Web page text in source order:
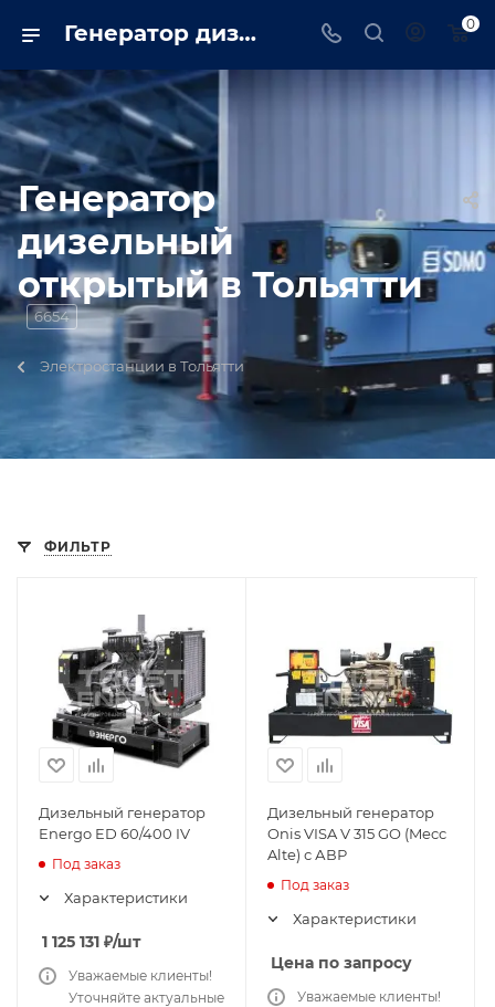
Генератор дизельный открытый в Тольятти - TRUSTENERGO 0
Генератор
дизельный
открытый в Тольятти
6654
Электростанции в Тольятти
ФИЛЬТР
Дизельный генератор
Energo ED 60/400 IV
Под заказ
Характеристики
1 125 131 ₽/шт
Уважаемые клиенты!
Уточняйте актуальные
Дизельный генератор
Onis VISA V 315 GO (Mecc
Alte) с АВР
Под заказ
Характеристики
Цена по запросу
Уважаемые клиенты!